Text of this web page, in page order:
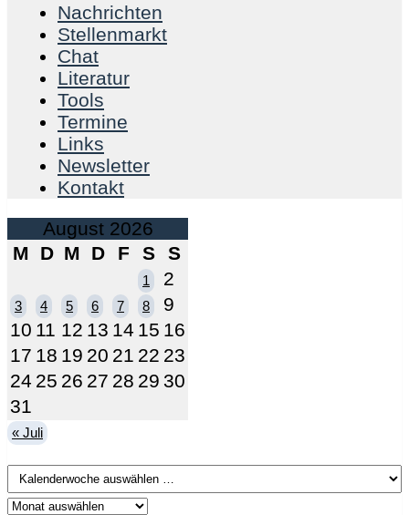
Nachrichten
Stellenmarkt
Chat
Literatur
Tools
Termine
Links
Newsletter
Kontakt
August 2026
M
D M D F S S
1 2
3 4 5 6 7 8
9
10 11 12 13 14 15 16
17 18 19 20 21 22 23
24 25 26 27 28 29 30
31
« Juli